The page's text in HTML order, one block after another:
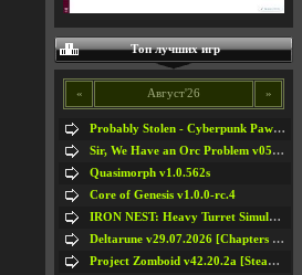
Топ лучших игр
« Август'26 »
Probably Stolen - Cyberpunk Pawnshop Simulator v048c [Playtest]
Sir, We Have an Orc Problem v05.08.2026
Quasimorph v1.0.562s
Core of Genesis v1.0.0-rc.4
IRON NEST: Heavy Turret Simulator v1.0a
Deltarune v29.07.2026 [Chapters 1-5] / + RUS [Chapters 1-5]
Project Zomboid v42.20.2a [Steam Early Access]